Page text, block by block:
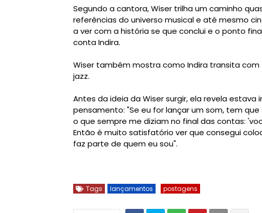
Segundo a cantora, Wiser trilha um caminho
referências do universo musical e até mesmo
a ver com a história se que conclui e o ponto
conta Indira.
Wiser também mostra como Indira transita
jazz.
Antes da ideia da Wiser surgir, ela revela estava
pensamento: "Se eu for lançar um som, tem
o que sempre me diziam no final das contas:
Então é muito satisfatório ver que consegui
faz parte de quem eu sou".
Tags lançamentos postagens